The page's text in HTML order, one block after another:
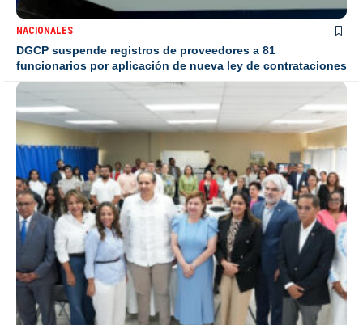
NACIONALES
DGCP suspende registros de proveedores a 81
funcionarios por aplicación de nueva ley de contrataciones